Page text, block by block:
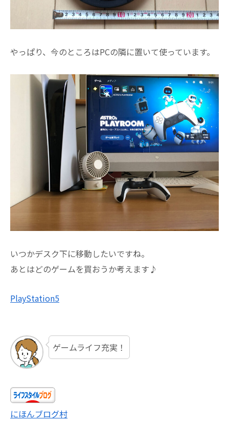
やっぱり、今のところはPCの隣に置いて使っています。
いつかデスク下に移動したいですね。
あとはどのゲームを買おうか考えます♪
PlayStation5
ゲームライフ充実！
にほんブログ村